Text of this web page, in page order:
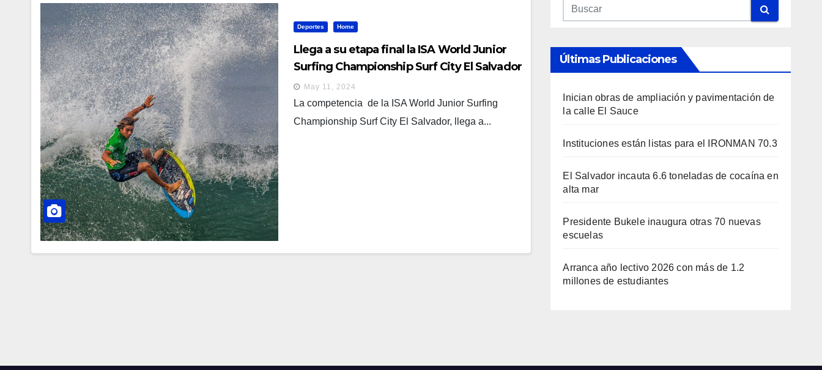
Deportes Home
Llega a su etapa final la ISA World Junior
Surfing Championship Surf City El Salvador
May 11, 2024
La competencia de la ISA World Junior Surfing
Championship Surf City El Salvador, llega a...
Últimas Publicaciones
Inician obras de ampliación y pavimentación de
la calle El Sauce
Instituciones están listas para el IRONMAN 70.3
El Salvador incauta 6.6 toneladas de cocaína en
alta mar
Presidente Bukele inaugura otras 70 nuevas
escuelas
Arranca año lectivo 2026 con más de 1.2
millones de estudiantes